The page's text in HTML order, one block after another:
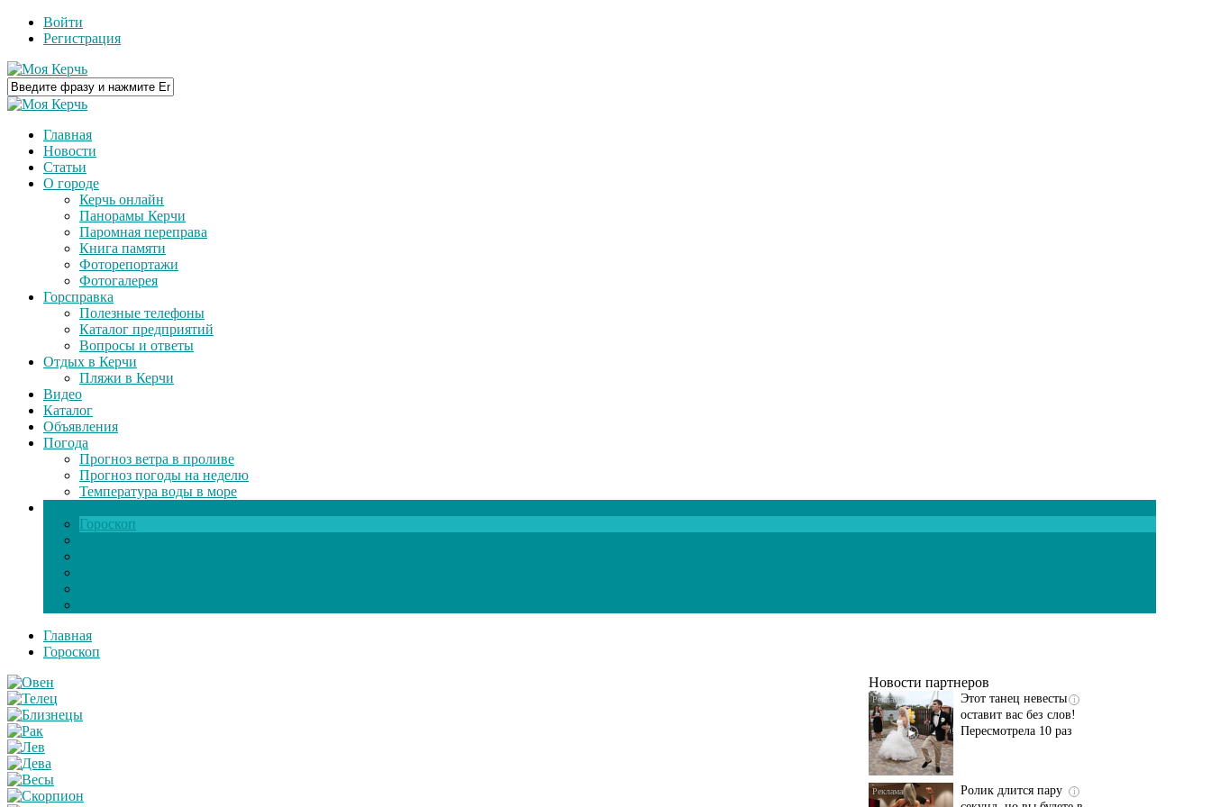
Войти
Регистрация
Главная
Новости
Статьи
О городе
Керчь онлайн
Панорамы Керчи
Паромная переправа
Книга памяти
Фоторепортажи
Фотогалерея
Горсправка
Полезные телефоны
Каталог предприятий
Вопросы и ответы
Отдых в Керчи
Пляжи в Керчи
Видео
Каталог
Объявления
Погода
Прогноз ветра в проливе
Прогноз погоды на неделю
Температура воды в море
Гороскоп
Главная
Гороскоп
Новости партнеров
i
Ролик длится
несколько секунд, а
i
Этот танец невесты
оставит вас без слов!
Пересмотрела 10 раз
i
Ролик длится пару